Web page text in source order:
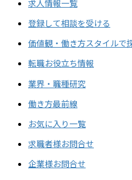
求人情報一覧
登録して相談を受ける
価値観・働き方スタイルで
転職お役立ち情報
業界・職種研究
働き方最前線
お気に入り一覧
求職者様お問合せ
企業様お問合せ